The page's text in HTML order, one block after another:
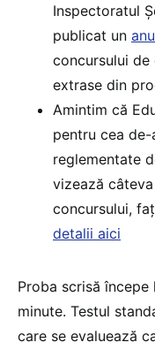
Inspectoratul
publicat un
concursului
extrase din
Amintim că
pentru cea
reglementate
vizează
concursului,
detalii aici
Proba scrisă începe
minute. Testul
care se evaluează